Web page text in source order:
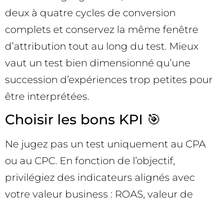
deux à quatre cycles de conversion
complets et conservez la même fenêtre
d’attribution tout au long du test. Mieux
vaut un test bien dimensionné qu’une
succession d’expériences trop petites pour
être interprétées.
Choisir les bons KPI 🎯
Ne jugez pas un test uniquement au CPA
ou au CPC. En fonction de l’objectif,
privilégiez des indicateurs alignés avec
votre valeur business : ROAS, valeur de